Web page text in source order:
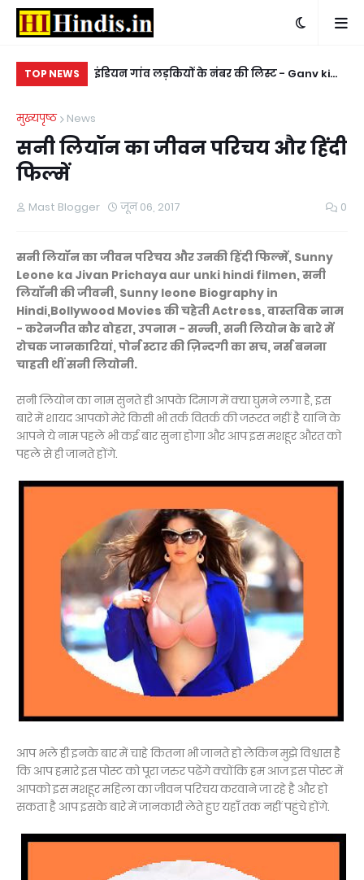
TOP NEWS
फेर दियो Sath
इंडियन गांव लड़कियों के नंबर की लिस्ट - Ganv ki
मुख्यपृष्ठ
News
सनी लियॉन का जीवन परिचय और हिंदी
फिल्में
Mast Blogger जून 06, 2017 0
सनी लियॉन का जीवन परिचय और उनकी हिंदी फिल्में, Sunny
Leone ka Jivan Prichaya aur unki hindi filmen, सनी
लियॉनी की जीवनी, Sunny leone Biography in
Hindi,Bollywood Movies की चहेती Actress, वास्तविक नाम
- करेनजीत कौर वोहरा, उपनाम - सन्‍नी, सनी लियोन के बारे में
रोचक जानकारियां, पोर्न स्टार की ज़िन्दगी का सच, नर्स बनना
चाहती थीं सनी लियोनी.
सनी लियोन का नाम सुनते ही आपके दिमाग में क्‍या घुमने लगा है, इस
बारे में शायद आपको मेरे किसी भी तर्क वितर्क की जरूरत नहीं है यानि के
आपने ये नाम पहले भी कई बार सुना होगा और आप इस मशहूर औरत को
पहले से ही जानते होंगे.
आप भले ही इनके बार में चाहे कितना भी जानते हो लेकिन मुझे विश्वास है
कि आप हमारे इस पोस्ट को पूरा जरुर पढेंगे क्योंकि हम आज इस पोस्ट में
आपको इस मशहूर महिला का जीवन परिचय करवाने जा रहे है और हो
सकता है आप इसके बारे में जानकारी लेते हुए यहाँ तक नहीं पहुंचे होंगे.